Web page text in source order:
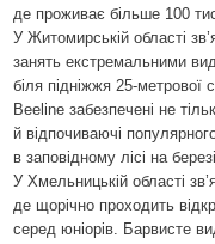
де проживає більше 100
У Житомирській області
занять екстремальними
біля підніжжя 25-метрової
Beeline забезпечені не
й відпочиваючі
в заповідному лісі на
У Хмельницькій області
де щорічно проходить
серед юніорів. Барвисте